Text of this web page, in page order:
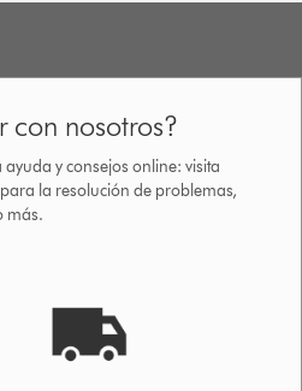
con nosotros?
ayuda y consejos online: visita
para la resolución de problemas,
más.